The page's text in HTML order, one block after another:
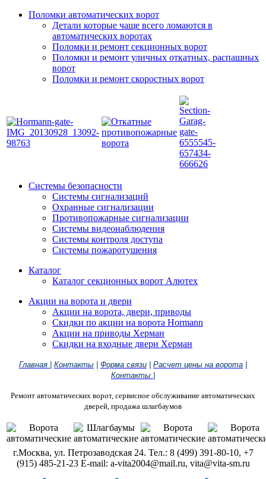
Поломки автоматических ворот
Детали которые чаще всего ломаются в
автоматических воротах
Поломки и ремонт секционных ворот
Поломки и ремонт уличных откатных, распашных
ворот
Поломки и ремонт скоростных ворот
Системы безопасности
Системы сигнализаций
Охранные сигнализации
Противопожарные сигнализации
Системы видеонаблюдения
Системы контроля доступа
Системы пожаротушения
Каталог
Каталог секционных ворот Алютех
Акции на ворота и двери
Акции на ворота, двери, приводы
Скидки по акции на ворота Hormann
Акции на приводы Херман
Скидки на входные двери Херман
Главная | Контакты | Форма связи | Расчет цены на ворота |
Контакты |
Ремонт автоматических ворот, сервисное обслуживание автоматических
дверей, продажа шлагбаумов
г.Москва, ул. Петрозаводская 24. Тел.: 8 (499) 391-80-10, +7
(915) 485-21-23 E-mail: a-vita2004@mail.ru, vita@vita-sm.ru